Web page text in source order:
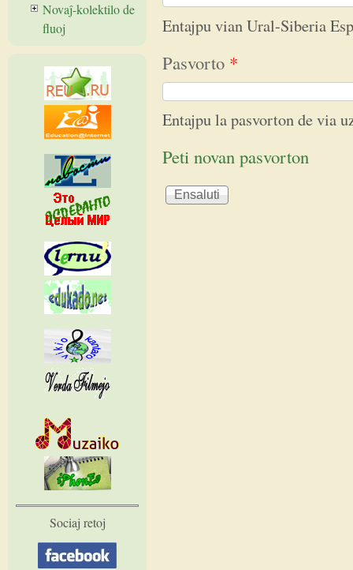
Entajpu vian Ural-Siberia
Pasvorto *
Entajpu la pasvorton de via
Peti novan pasvorton
Novaĵ-kolektilo de
fluoj
Sociaj retoj